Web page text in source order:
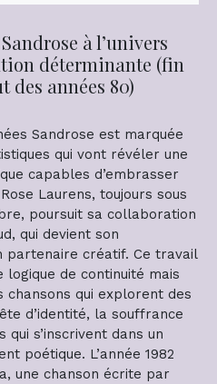
à l’univers
déterminante (fin
des années 80)
Sandrose est marquée
qui vont révéler une
capables d’embrasser
Laurens, toujours sous
poursuit sa collaboration
qui devient son
créatif. Ce travail
logique de continuité mais
chansons qui explorent des
d’identité, la souffrance
s’inscrivent dans un
poétique. L’année 1982
une chanson écrite par